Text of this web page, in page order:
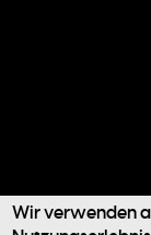
Wir verwenden